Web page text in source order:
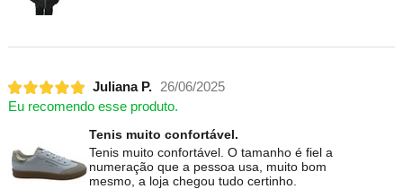
Juliana P. 26/06/2025
Eu recomendo esse produto.
Tenis muito confortável.
Tenis muito confortável. O tamanho é fiel a
numeração que a pessoa usa, muito bom
mesmo, a loja chegou tudo certinho.